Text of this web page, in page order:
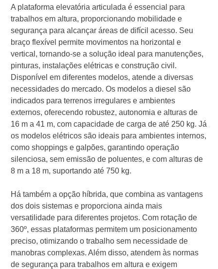
A plataforma elevatória articulada é essencial para
trabalhos em altura, proporcionando mobilidade e
segurança para alcançar áreas de difícil acesso. Seu
braço flexível permite movimentos na horizontal e
vertical, tornando-se a solução ideal para manutenções,
pinturas, instalações elétricas e construção civil.
Disponível em diferentes modelos, atende a diversas
necessidades do mercado. Os modelos a diesel são
indicados para terrenos irregulares e ambientes
externos, oferecendo robustez, autonomia e alturas de
16 m a 41 m, com capacidade de carga de até 250 kg. Já
os modelos elétricos são ideais para ambientes internos,
como shoppings e galpões, garantindo operação
silenciosa, sem emissão de poluentes, e com alturas de
8 m a 18 m, suportando até 750 kg.
Há também a opção híbrida, que combina as vantagens
dos dois sistemas e proporciona ainda mais
versatilidade para diferentes projetos. Com rotação de
360º, essas plataformas permitem um posicionamento
preciso, otimizando o trabalho sem necessidade de
manobras complexas. Além disso, atendem às normas
de segurança para trabalhos em altura e exigem